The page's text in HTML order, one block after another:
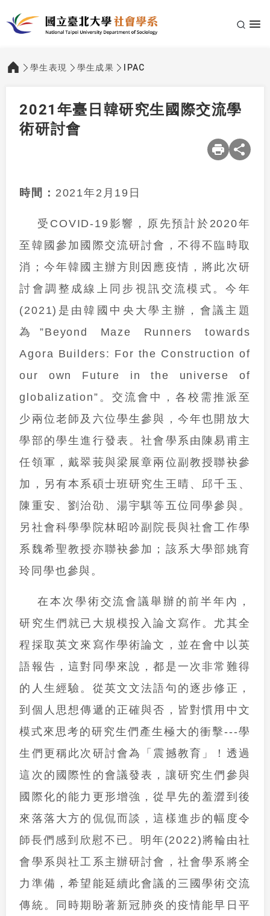
::: 學生表現 學生成果 IPAC
2021年臺日韓研究生國際交流學
術研討會
時間： 2021年2月19日
受COVID-19影響，原先預計於2020年
至韓國參加國際交流研討會，不得不臨時取
消；今年韓國主辦方則因應疫情，將此次研
討會調整成線上同步視訊交流模式。今年
(2021)是由韓國中央大學主辦，會議主題
為”Beyond Maze Runners towards
Agora Builders: For the Construction of
our own Future in the universe of
globalization”。交流會中，各校需推派至
少兩位老師及六位學生參與，今年也開放大
學部的學生進行發表。社會學系由陳易甫主
任領軍，戴翠莪與梁展章兩位副教授聯袂參
加，另有本系碩士班研究生王晴、邱千玉、
陳重安、劉治劭、湯宇騏等五位同學參與。
另社會科學學院林昭吟副院長與社會工作學
系魏希聖教授亦聯袂參加；該系大學部姚育
玲同學也參與。
在本次學術交流會議舉辦的前半年內，
研究生們就已大規模投入論文寫作。尤其全
程採取英文來寫作學術論文，並在會中以英
語報告，這對同學來說，都是一次非常難得
的人生經驗。從英文文法語句的逐步修正，
到個人思想傳遞的正確與否，皆對慣用中文
模式來思考的研究生們產生極大的衝擊---學
生們更稱此次研討會為「震撼教育」！透過
這次的國際性的會議發表，讓研究生們參與
國際化的能力更形增強，從早先的羞澀到後
來落落大方的侃侃而談，這樣進步的幅度令
師長們感到欣慰不已。明年(2022)將輪由社
會學系與社工系主辦研討會，社會學系將全
力準備，希望能延續此會議的三國學術交流
傳統。同時期盼著新冠肺炎的疫情能早日平